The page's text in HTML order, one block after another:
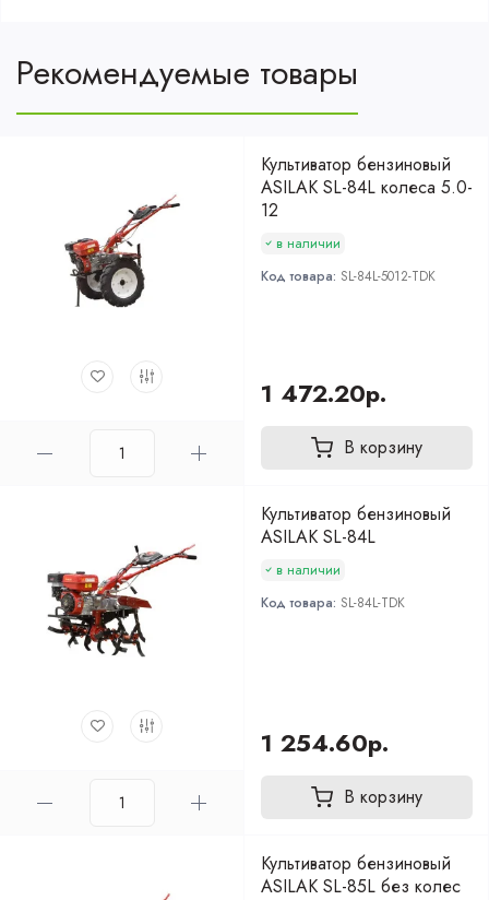
Рекомендуемые товары
Культиватор бензиновый
ASILAK SL-84L колеса 5.0-
12
в наличии
Код товара: SL-84L-5012-TDK
1 472.20р.
В корзину
Культиватор бензиновый
ASILAK SL-84L
в наличии
Код товара: SL-84L-TDK
1 254.60р.
В корзину
Культиватор бензиновый
ASILAK SL-85L без колес